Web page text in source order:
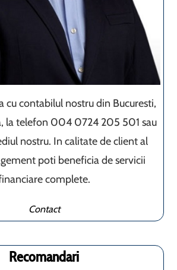
cu contabilul nostru din Bucuresti,
la telefon 004 0724 205 501 sau
nostru. In calitate de client al
poti beneficia de servicii
complete.
Contact
Recomandari